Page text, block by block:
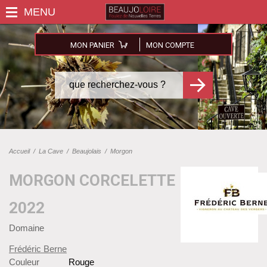
MON PANIER MON COMPTE
Accueil/ La Cave / Beaujolais / Morgon
MORGON CORCELETTE
2022
Domaine
Frédéric Berne
Couleur
Rouge